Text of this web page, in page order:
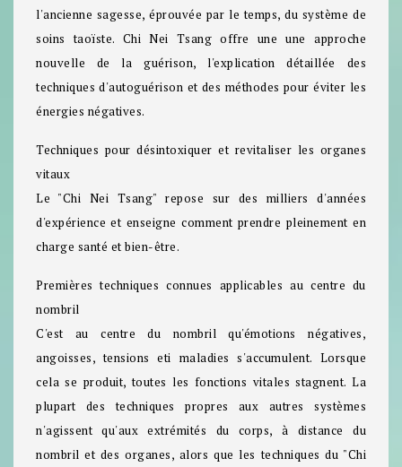
l'ancienne sagesse, éprouvée par le temps, du système de
soins taoïste. Chi Nei Tsang offre une une approche
nouvelle de la guérison, l'explication détaillée des
techniques d'autoguérison et des méthodes pour éviter les
énergies négatives.
Techniques pour désintoxiquer et revitaliser les organes
vitaux
Le "Chi Nei Tsang" repose sur des milliers d'années
d'expérience et enseigne comment prendre pleinement en
charge santé et bien-être.
Premières techniques connues applicables au centre du
nombril
C'est au centre du nombril qu'émotions négatives,
angoisses, tensions eti maladies s'accumulent. Lorsque
cela se produit, toutes les fonctions vitales stagnent. La
plupart des techniques propres aux autres systèmes
n'agissent qu'aux extrémités du corps, à distance du
nombril et des organes, alors que les techniques du "Chi